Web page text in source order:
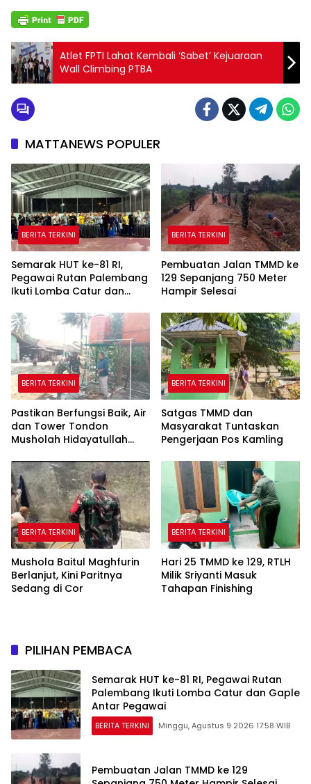
Atlet FPTI Lahat Kembali ‘Sabet’ Kejuaraan
Wall Climbing PTBA
MATTANEWS POPULER
BERITA TERKINI
Semarak HUT ke-81 RI,
Pegawai Rutan Palembang
Ikuti Lomba Catur dan
BERITA TERKINI
Pembuatan Jalan TMMD ke
129 Sepanjang 750 Meter
Hampir Selesai
BERITA TERKINI
Pastikan Berfungsi Baik, Air
dan Tower Tondon
Musholah Hidayatullah
BERITA TERKINI
Satgas TMMD dan
Masyarakat Tuntaskan
Pengerjaan Pos Kamling
BERITA TERKINI
Mushola Baitul Maghfurin
Berlanjut, Kini Paritnya
Sedang di Cor
BERITA TERKINI
Hari 25 TMMD ke 129, RTLH
Milik Sriyanti Masuk
Tahapan Finishing
PILIHAN PEMBACA
Semarak HUT ke-81 RI, Pegawai Rutan
Palembang Ikuti Lomba Catur dan Gaple
Antar Pegawai
BERITA TERKINI Minggu, Agustus 9 2026 17:58 WIB
Pembuatan Jalan TMMD ke 129